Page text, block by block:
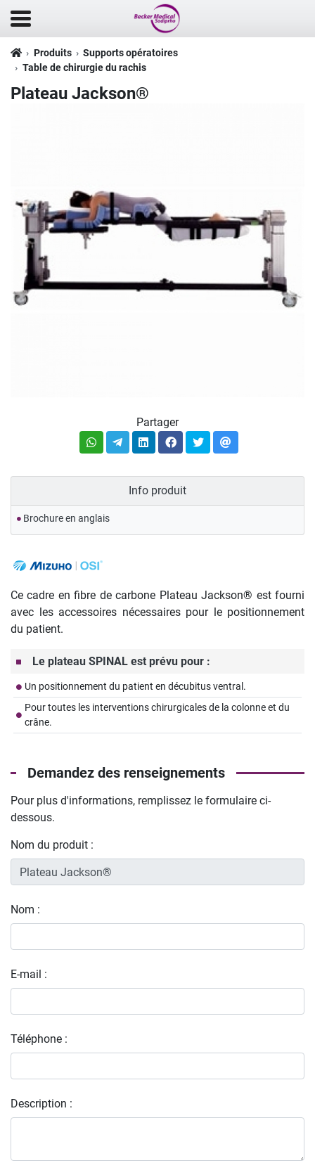
Produits
Supports opératoires
Table de chirurgie du rachis
Plateau Jackson®
Partager
Info produit
Brochure en anglais
Ce cadre en fibre de carbone Plateau Jackson® est fourni
avec les accessoires nécessaires pour le positionnement
du patient.
Le plateau SPINAL est prévu pour :
Un positionnement du patient en décubitus ventral.
Pour toutes les interventions chirurgicales de la colonne et du
crâne.
Demandez des renseignements
Pour plus d'informations, remplissez le formulaire ci-
dessous.
Nom du produit :
Nom :
E-mail :
Téléphone :
Description :